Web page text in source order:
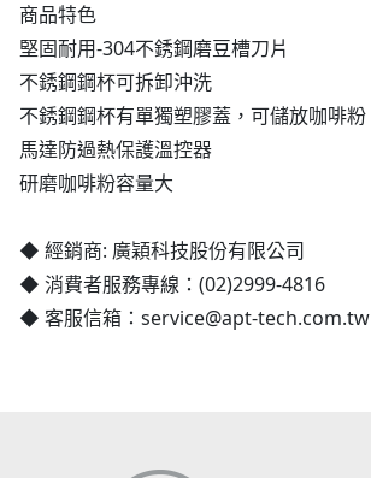
商品特色
堅固耐用-304不銹鋼磨豆槽刀片
不銹鋼鋼杯可拆卸沖洗
不銹鋼鋼杯有單獨塑膠蓋，可儲放咖啡粉
馬達防過熱保護溫控器
研磨咖啡粉容量大
◆ 經銷商: 廣穎科技股份有限公司
◆ 消費者服務專線：(02)2999-4816
◆ 客服信箱：service@apt-tech.com.tw